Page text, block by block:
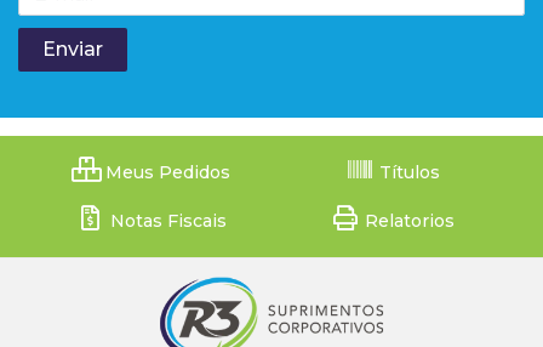
Meus Pedidos Títulos
Notas Fiscais Relatorios